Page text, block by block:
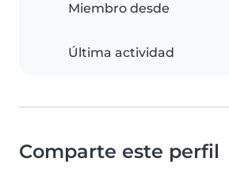
Miembro desde
Última actividad
Comparte este perfil